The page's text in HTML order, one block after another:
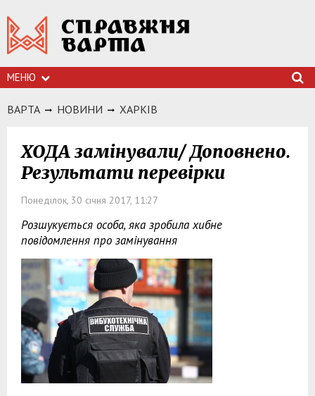
МЕНЮ
ВАРТА НОВИНИ ХАРКIВ
ХОДА замінували/ Доповнено.
Результати перевірки
Понеділок, 30 січня 2017, 11:27
Розшукується особа, яка зробила хибне
повідомлення про замінування